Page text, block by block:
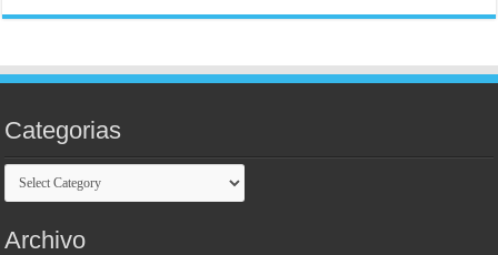
Categorias
Categorias
Archivo